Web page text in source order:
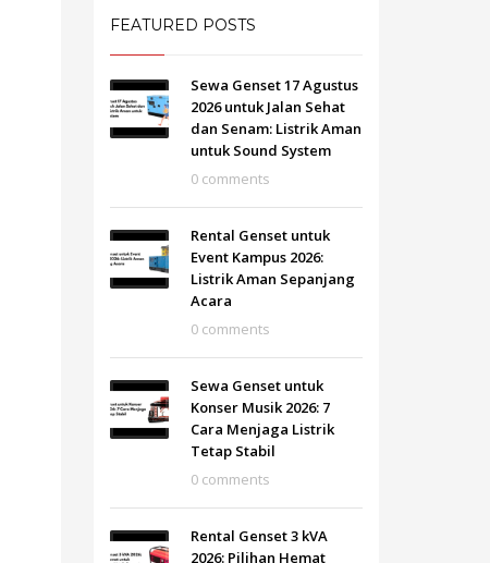
FEATURED POSTS
Sewa Genset 17 Agustus
2026 untuk Jalan Sehat
dan Senam: Listrik Aman
untuk Sound System
0 comments
Rental Genset untuk
Event Kampus 2026:
Listrik Aman Sepanjang
Acara
0 comments
Sewa Genset untuk
Konser Musik 2026: 7
Cara Menjaga Listrik
Tetap Stabil
0 comments
Rental Genset 3 kVA
2026: Pilihan Hemat